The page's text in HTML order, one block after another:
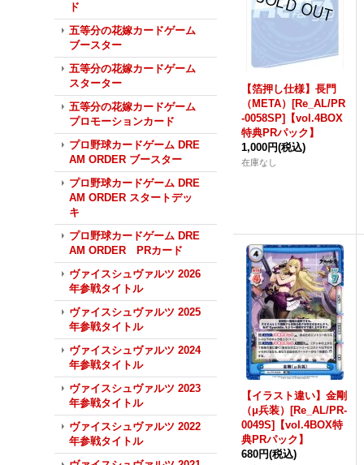
ド
五等分の花嫁カードゲーム
ブースター
五等分の花嫁カードゲーム
スターター
五等分の花嫁カードゲーム
プロモーションカード
プロ野球カードゲーム DRE
AM ORDER ブースター
プロ野球カードゲーム DRE
AM ORDER スタートデッ
キ
プロ野球カードゲーム DRE
AM ORDER PRカード
ヴァイスシュヴァルツ 2026
年参戦タイトル
ヴァイスシュヴァルツ 2025
年参戦タイトル
ヴァイスシュヴァルツ 2024
年参戦タイトル
ヴァイスシュヴァルツ 2023
年参戦タイトル
ヴァイスシュヴァルツ 2022
年参戦タイトル
【箔押し仕様】長門
（META）[Re_AL/PR
-0058SP]【vol.4BOX
特典PRパック】
1,000円(税込)
在庫なし
【イラスト違い】金剛
（μ兵装）[Re_AL/PR-
0049S]【vol.4BOX特
典PRパック】
680円(税込)